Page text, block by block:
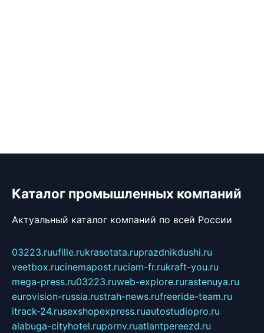
Каталог промышленных компаний
Актуальный каталог компаний по всей России
03223.ruufille.rukrasotata.ruprazdnikdushi.ru
veetbox.rucinemapost.ruciam-fr.rukraft-you.ru
mega-press.ru03223.ruweb-explore.rurastenuya.ru
eurovision-russia.rustrah-news.rufreeride-team.ru
itrack-24.rusexshopexpress.ruautostudiopro.ru
alabuga-cityhotel.rupornv.ruatlantpereezd.ru